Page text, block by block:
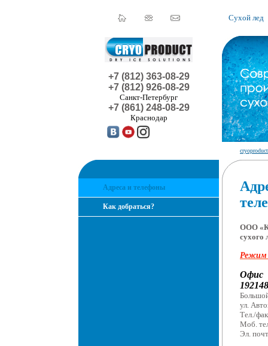
Сухой лед
+7 (812) 363-08-29
+7 (812) 926-08-29
Санкт-Петербург
+7 (861) 248-08-29
Краснодар
Адреса и телефоны
Как добраться?
ООО
сухого
Режим
Офис
ул.
Тел./
Моб.
Эл.